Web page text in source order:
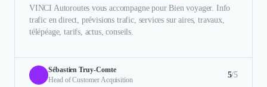
VINCI Autoroutes vous accompagne pour Bien voyager. Info
trafic en direct, prévisions trafic, services sur aires, travaux,
télépéage, tarifs, actus, conseils.
Sébastien Truy-Comte
Head of Customer Acquisition
5/5